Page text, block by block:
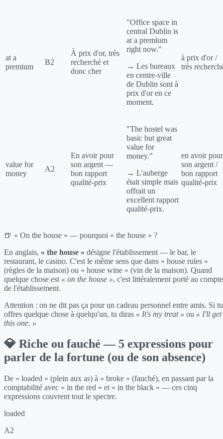
at a
premium
B2
À prix d'or, très
recherché et
donc cher
"Office space in
central Dublin is
at a premium
right now."
→ Les bureaux
en centre-ville
de Dublin sont à
prix d'or en ce
moment.
à prix d'or /
très
value for
money
A2
En avoir pour
son argent —
bon rapport
qualité-prix
"The hostel was
basic but great
value for
money."
→ L'auberge
était simple mais
offrait un
excellent rapport
qualité-prix.
en avoir pour
son argent /
bon rapport
qualité-prix
🍺 « On the house » — pourquoi « the house » ?
En anglais, « the house » désigne l'établissement — le bar, le
restaurant, le casino. C'est le même sens que dans « house rules »
(règles de la maison) ou « house wine » (vin de la maison). Quand
quelque chose est « on the house », c'est littéralement porté au compte
de l'établissement.
Attention : on ne dit pas ça pour un cadeau personnel entre amis. Si tu
offres quelque chose à quelqu'un, tu diras « It's my treat » ou « I'll get
this one. »
💎 Riche ou fauché — 5 expressions pour
parler de la fortune (ou de son absence)
De « loaded » (plein aux as) à « broke » (fauché), en passant par la
comptabilité avec « in the red » et « in the black » — ces cinq
expressions couvrent tout le spectre.
loaded
A2